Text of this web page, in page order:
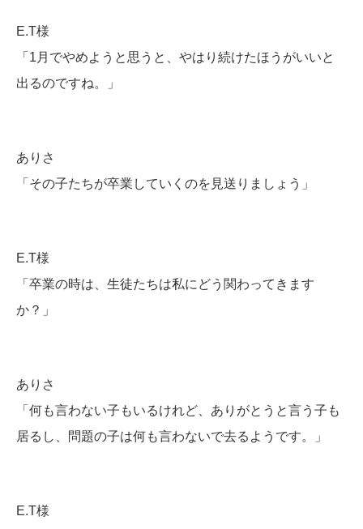
E.T様
「1月でやめようと思うと、やはり続けたほうがいいと
出るのですね。」
ありさ
「その子たちが卒業していくのを見送りましょう」
E.T様
「卒業の時は、生徒たちは私にどう関わってきます
か？」
ありさ
「何も言わない子もいるけれど、ありがとうと言う子も
居るし、問題の子は何も言わないで去るようです。」
E.T様